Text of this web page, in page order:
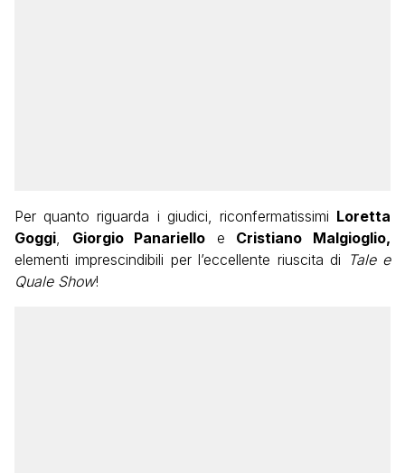
Per quanto riguarda i giudici, riconfermatissimi Loretta
Goggi, Giorgio Panariello e Cristiano Malgioglio,
elementi imprescindibili per l’eccellente riuscita di Tale e
Quale Show!